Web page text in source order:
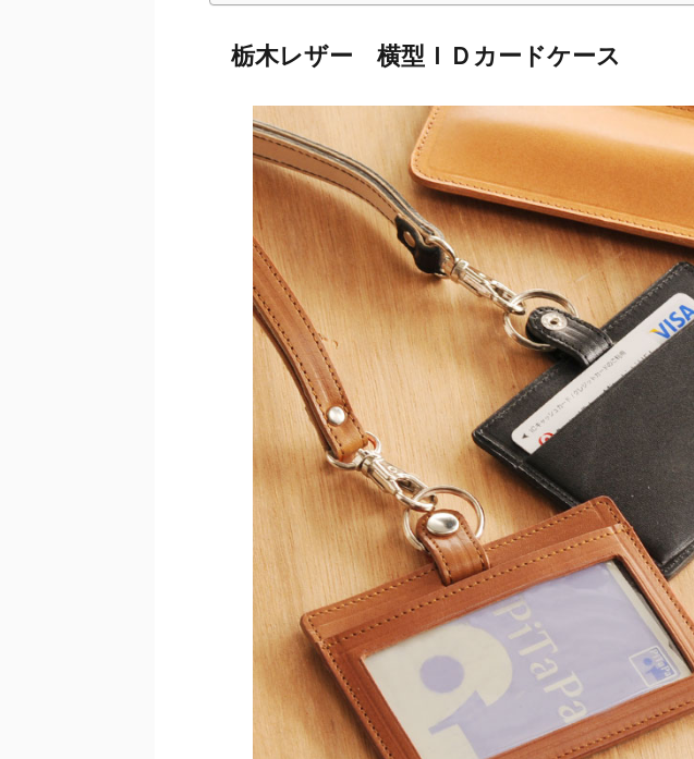
栃木レザー 横型ＩＤカードケース